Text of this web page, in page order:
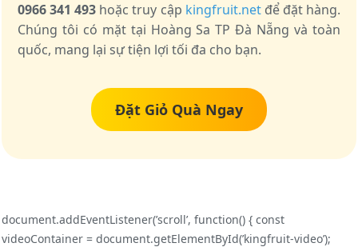
0966 341 493 hoặc truy cập kingfruit.netđể đặt hàng.
Chúng tôi có mặt tại Hoàng Sa TP Đà Nẵng và toàn
quốc, mang lại sự tiện lợi tối đa cho bạn.
Đặt Giỏ Quà Ngay
document.addEventListener(’scroll’, function() { const
videoContainer = document.getElementById(’kingfruit-video’);